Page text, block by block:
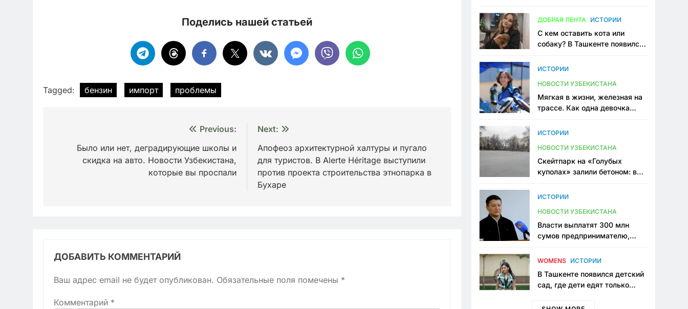
Поделись нашей статьей
Tagged: бензин импорт проблемы
записям
Previous:
Было или нет, деградирующие школы и
скидка на авто. Новости Узбекистана,
которые вы проспали
Next:
Апофеоз архитектурной халтуры и пугало
для туристов. В Alerte Héritage выступили
против проекта строительства этнопарка в
Бухаре
ДОБАВИТЬ КОММЕНТАРИЙ
Ваш адрес email не будет опубликован. Обязательные поля помечены *
Комментарий *
конфликта
ДОБРАЯ ЛЕНТА ИСТОРИИ
С кем оставить кота или
собаку? В Ташкенте появился
ИСТОРИИ
НОВОСТИ УЗБЕКИСТАНА
Мягкая в жизни, железная на
трассе. Как одна девочка
Узбекистане
ИСТОРИИ
НОВОСТИ УЗБЕКИСТАНА
Скейтпарк на «Голубых
куполах» залили бетоном: в
одно общественное
ИСТОРИИ
НОВОСТИ УЗБЕКИСТАНА
Власти выплатят 300 млн
сумов предпринимателю,
тюрьме по незаконному
WOMENS ИСТОРИИ
В Ташкенте появился детский
сад, где дети едят только
мама, которая устала просить